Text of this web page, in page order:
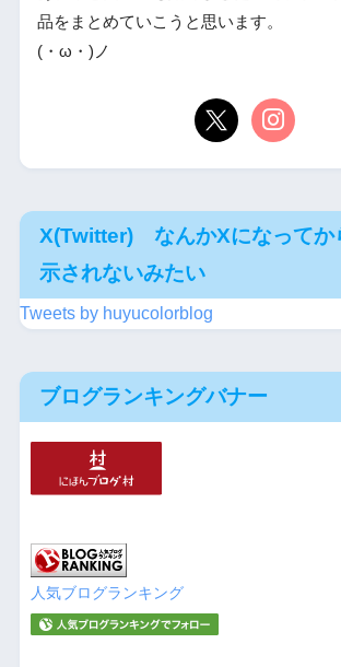
品をまとめていこうと思います。
(・ω・)ノ
X(Twitter) なんかXになってか
示されないみたい
Tweets by huyucolorblog
ブログランキングバナー
人気ブログランキング